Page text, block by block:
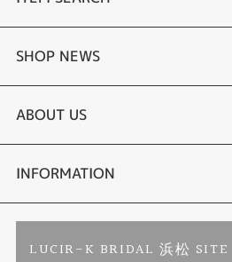
あこや真珠
黒蝶真珠
時計
色石
SHOP NEWS
個性溢れる色石の魅力
YouTube ルシルケイチャンネル
ブライダルリングサイト
ABOUT US
店舗情報・会社概要
INFORMATION
LUCIR-K BRIDAL 浜松 SITE